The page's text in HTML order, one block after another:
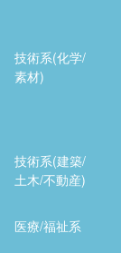
技術系(化学/
素材)
技術系(建築/
土木/不動産)
医療/福祉系